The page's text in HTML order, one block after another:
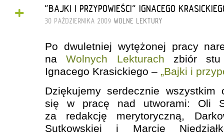
+ "BAJKI I PRZYPOWIEŚCI" IGNACEGO
30 PAŹDZIERNIKA 2009 WOLNE LEKTURY
Po dwuletniej wytężonej pracy
naWolnych Lekturach zbiór stu
Ignacego Krasickiego – „Bajki i
Dziękujemy serdecznie wszystkim
się w pracę nad utworami: Oli
za redakcję merytoryczną,
Sutkowskiej i Marcie